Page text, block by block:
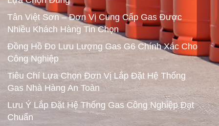
Tân Việt Sơn – Đơn Vị Cung Cấp Gas Được
Nhiều Khách Hàng Tin Chọn
Đồng Hồ Đo Lưu Lượng Gas G6 Chính Xác Cho
Công Nghiệp
Tiêu Chí Lựa Chọn Đơn Vị Lắp Đặt Hệ Thống
Gas Nhà Hàng An Toàn
Lưu Ý Lắp Đặt Hệ Thống Gas Công Nghiệp Đạt
Chuẩn